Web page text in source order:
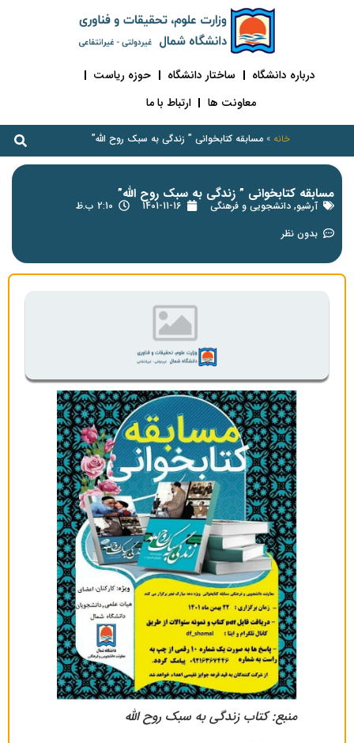
درباره دانشگاه ساختار دانشگاه
حوزه ریاست
معاونت ها
ارتباط با ما
خانه » مسابقه کتابخوانی ” زندگی به سبک روح الله”
مسابقه کتابخوانی ” زندگی به سبک روح الله”
آرشیو, دانشجویی و فرهنگی 1401-11-16
2:10 ب.ظ
بدون نظر
منبع: کتاب زندگی به سبک روح الله